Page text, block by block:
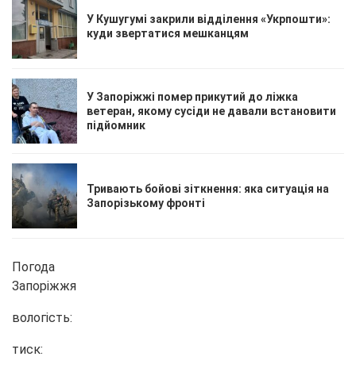
У Кушугумі закрили відділення «Укрпошти»:
куди звертатися мешканцям
У Запоріжжі помер прикутий до ліжка
ветеран, якому сусіди не давали встановити
підйомник
Тривають бойові зіткнення: яка ситуація на
Запорізькому фронті
Погода
Запоріжжя
вологість:
тиск: